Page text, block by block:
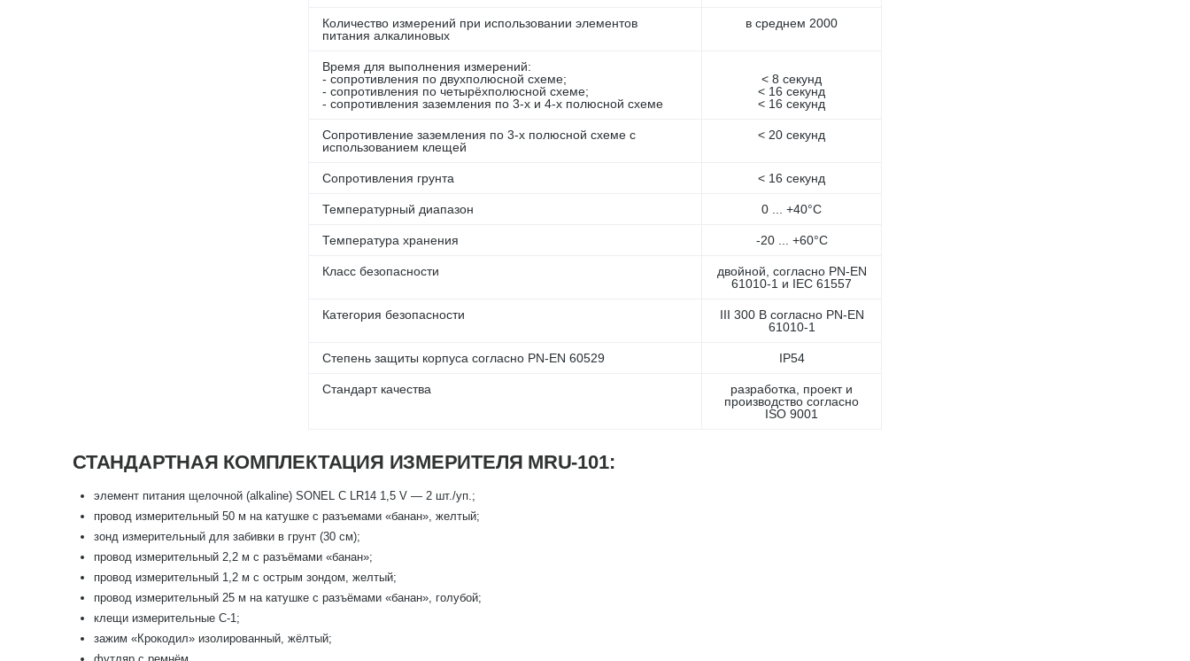
Количество измерений при использовании элементов
питания алкалиновых
в среднем 2000
Время для выполнения измерений:
- сопротивления по двухполюсной схеме;
- сопротивления по четырёхполюсной схеме;
- сопротивления заземления по 3-х и 4-х полюсной схеме
< 8 секунд
< 16 секунд
< 16 секунд
Сопротивление заземления по 3-х полюсной схеме с
использованием клещей
< 20 секунд
Сопротивления грунта < 16 секунд
Температурный диапазон 0 ... +40°C
Температура хранения -20 ... +60°C
Класс безопасности
двойной, согласно PN-EN
61010-1 и IEC 61557
Категория безопасности
III 300 В согласно PN-EN
61010-1
Степень защиты корпуса согласно PN-EN 60529 IP54
Стандарт качества
разработка, проект и
производство согласно
ISO 9001
СТАНДАРТНАЯ КОМПЛЕКТАЦИЯ ИЗМЕРИТЕЛЯ MRU-101:
элемент питания щелочной (alkaline) SONEL C LR14 1,5 V — 2 шт./уп.;
провод измерительный 50 м на катушке с разъемами «банан», желтый;
зонд измерительный для забивки в грунт (30 см);
провод измерительный 2,2 м с разъёмами «банан»;
провод измерительный 1,2 м с острым зондом, желтый;
провод измерительный 25 м на катушке с разъёмами «банан», голубой;
клещи измерительные C-1;
зажим «Крокодил» изолированный, жёлтый;